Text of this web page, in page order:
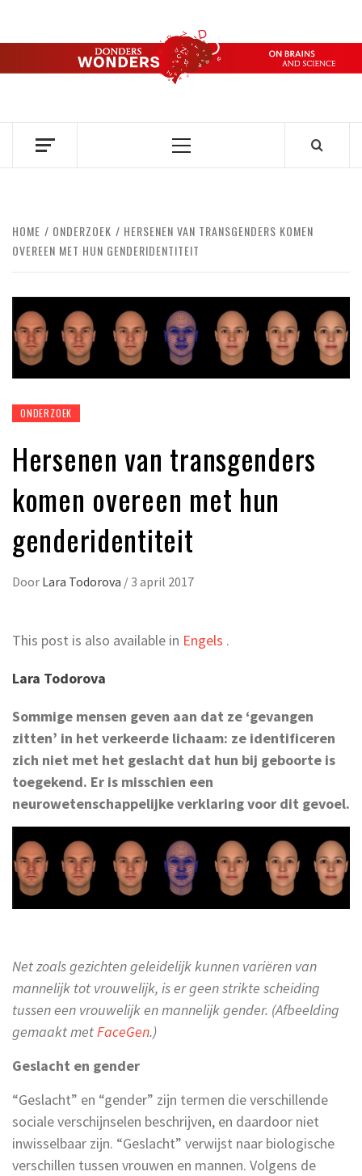
de
DONDERS
OVER HERSENEN EN WETENSCHAP // ON BRAINS AND
Primair
HOME ONDERZOEK
HERSENEN VAN TRANSGENDERS KOMEN
OVEREEN MET HUN GENDERIDENTITEIT
ONDERZOEK
Hersenen van transgenders
komen overeen met hun
genderidentiteit
Door Lara Todorova / 3 april 2017
This post is also available in Engels .
Lara Todorova
Sommige mensen geven aan dat ze ‘gevangen
zitten’ in het verkeerde lichaam: ze identificeren
zich niet met het geslacht dat hun bij geboorte is
toegekend. Er is misschien een
neurowetenschappelijke verklaring voor dit gevoel.
Net zoals gezichten geleidelijk kunnen variëren van
mannelijk tot vrouwelijk, is er geen strikte scheiding
tussen een vrouwelijk en mannelijk gender. (Afbeelding
gemaakt metFaceGen.)
Geslacht en gender
“Geslacht” en “gender” zijn termen die verschillende
sociale verschijnselen beschrijven, en daardoor niet
inwisselbaar zijn. “Geslacht” verwijst naar biologische
verschillen tussen vrouwen en mannen. Volgens de